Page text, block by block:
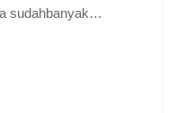
sudahbanyak…